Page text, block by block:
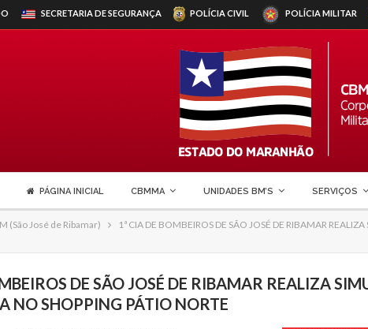
SECRETARIA DE SEGURANÇA POLÍCIA CIVIL POLÍCIA MILITAR
PÁGINA INICIAL CBMMA UNIDADES BM’S SERVIÇOS
(São José de Ribamar) 1ª CIA DE BOMBEIROS DE SÃO JOSÉ DE RIBAMAR
DE SÃO JOSÉ DE RIBAMAR REALIZA
NO SHOPPING PÁTIO NORTE